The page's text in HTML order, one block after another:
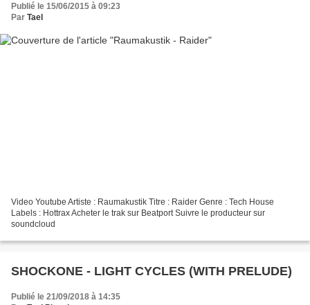
Publié le 15/06/2015 à 09:23
Par Tael
Video Youtube Artiste : Raumakustik Titre : Raider Genre : Tech House
Labels : Hottrax Acheter le trak sur Beatport Suivre le producteur sur
soundcloud
SHOCKONE - LIGHT CYCLES (WITH PRELUDE)
Publié le 21/09/2018 à 14:35